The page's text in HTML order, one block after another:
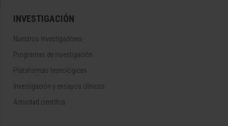
INVESTIGACIÓN
Nuestros Investigadores
Programas de investigación
Plataformas tecnológicas
Investigación y ensayos clínicos
Actividad científica